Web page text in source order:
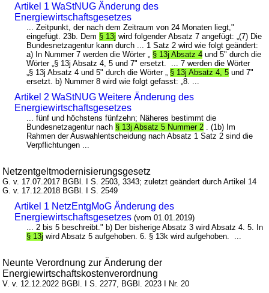
Artikel 1 WaStNUG Änderung des
Energiewirtschaftsgesetzes
... Zeitpunkt, der nach dem Zeitraum von 24 Monaten liegt,"
eingefügt. 23b. Dem § 13j wird folgender Absatz 7 angefügt: „(7) Die
Bundesnetzagentur kann durch ... 1 Satz 2 wird wie folgt geändert:
a) In Nummer 7 werden die Wörter „ § 13j Absatz 4 und 5" durch die
Wörter „§ 13j Absatz 4, 5 und 7" ersetzt. ... 7 werden die Wörter
„§ 13j Absatz 4 und 5" durch die Wörter „ § 13j Absatz 4, 5 und 7"
ersetzt. b) Nummer 8 wird wie folgt gefasst: „8. ...
Artikel 2 WaStNUG Weitere Änderung des
Energiewirtschaftsgesetzes
... fünf und höchstens fünfzehn; Näheres bestimmt die
Bundesnetzagentur nach § 13j Absatz 5 Nummer 2 . (1b) Im
Rahmen der Auswahlentscheidung nach Absatz 1 Satz 2 sind die
Verpflichtungen ...
Netzentgeltmodernisierungsgesetz
G. v. 17.07.2017 BGBl. I S. 2503, 3343; zuletzt geändert durch Artikel 14
G. v. 17.12.2018 BGBl. I S. 2549
Artikel 1 NetzEntgMoG Änderung des
Energiewirtschaftsgesetzes (vom 01.01.2019)
... 2 bis 5 beschreibt." b) Der bisherige Absatz 3 wird Absatz 4. 5. In
§ 13j wird Absatz 5 aufgehoben. 6. § 13k wird aufgehoben. ...
Neunte Verordnung zur Änderung der
Energiewirtschaftskostenverordnung
V. v. 12.12.2022 BGBl. I S. 2277, BGBl. 2023 I Nr. 20